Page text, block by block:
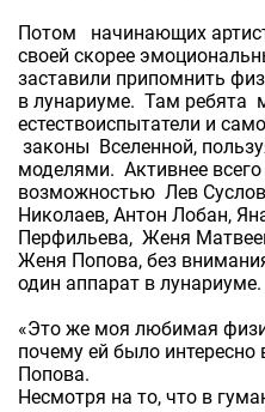
Потом начинающих
своей скорее
заставили припомнить
в лунариуме. Там ребята
естествоиспытатели и
законы Вселенной,
моделями. Активнее всего
возможностью Лев
Николаев, Антон Лобан,
Перфильева, Женя
Женя Попова, без
один аппарат в лунариуме.
«Это же моя любимая
почему ей было
Попова.
Несмотря на то, что в